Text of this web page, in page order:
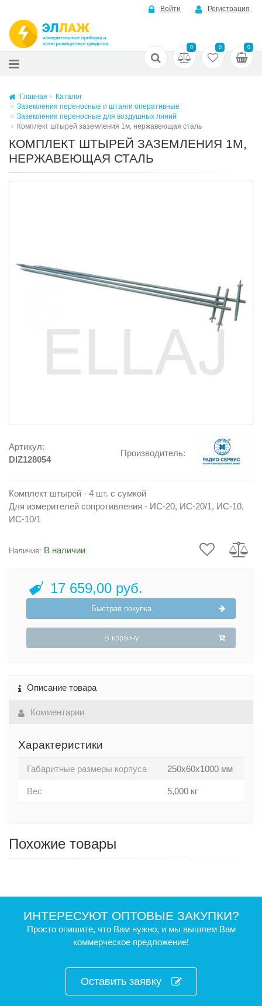
Войти Регистрация
0 0 0
Главная
Каталог
Заземления переносные и штанги оперативные
Заземления переносные для воздушных линий
Комплект штырей заземления 1м, нержавеющая сталь
КОМПЛЕКТ ШТЫРЕЙ ЗАЗЕМЛЕНИЯ 1М,
НЕРЖАВЕЮЩАЯ СТАЛЬ
Артикул:
DIZ128054
Производитель:
Комплект штырей - 4 шт. с сумкой
Для измерителей сопротивления - ИС-20, ИС-20/1, ИС-10,
ИС-10/1
Наличие: В наличии
17 659,00 руб.
Быстрая покупка
В корзину
Описание товара
Комментарии
Характеристики
Габаритные размеры корпуса 250x60x1000 мм
Вес 5,000 кг
Похожие товары
ИНТЕРЕСУЮТ ОПТОВЫЕ ЗАКУПКИ?
Просто опишите, что Вам нужно, и мы вышлем Вам
коммерческое предложение!
Оставить заявку